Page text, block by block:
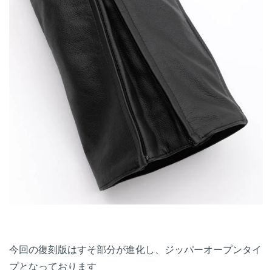
今回の復刻版はすそ部分が進化し、ジッパーオープンタイ
プとなっております